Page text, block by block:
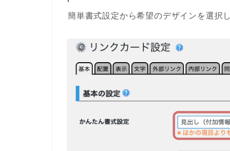
簡単書式設定から希望のデザインを選択